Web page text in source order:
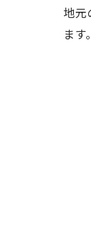
地元
ます。